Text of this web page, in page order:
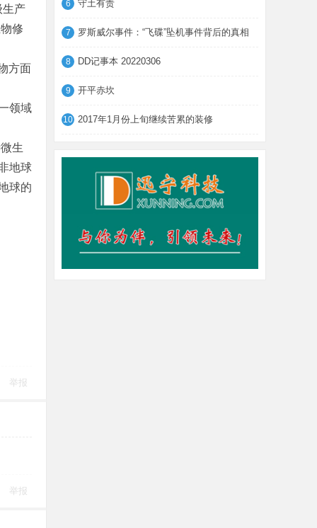
生产
修
方面
领域
生
地球
球的
举报
举报
6 守土有责
7 罗斯威尔事件：“飞碟”坠机事件背后的真相
8 DD记事本 20220306
9 开平赤坎
10 2017年1月份上旬继续苦累的装修